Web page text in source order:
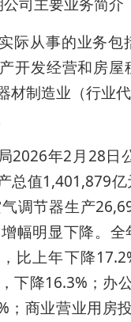
际从事的业务包
开发经营和房屋
材制造业（行业
2026年2月28日
总值1,401,879
调节器生产
幅明显下降。
比上年下降
下降16.3%；办
；商业营业用房